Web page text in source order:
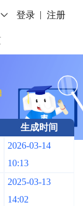
登录 注册
生成时间
2026-03-14
10:13
2025-03-13
14:02